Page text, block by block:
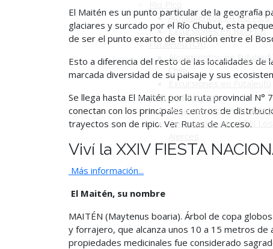
Alojamientos en Río Pico
Excursiones en Río Pico
Futaleufú (Ch)
Alojamientos en
Chile
Excursiones en Futaleufú
P. N. Los Alerces
Alojamientos en PN Los
Excursiones en el PN Los
El Maitén es un punto particular de la geografía
glaciares y surcado por el Río Chubut, esta
de ser el punto exacto de transición entre el
Esto a diferencia del resto de las localidades de
marcada diversidad de su paisaje y sus
Se llega hasta El Maitén por la ruta provincial
conectan con los principales centros de
trayectos son de ripio. Ver Rutas de Acceso.
Viví la XXIV FIESTA
Más información...
El Maitén, su nombre
MAITÉN (Maytenus boaria). Árbol de copa
y forrajero, que alcanza unos 10 a 15 metros de
propiedades medicinales fue considerado